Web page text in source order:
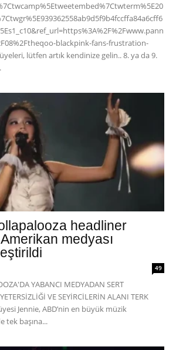
blackpink-fans-frustration-
lütfen artık kendinize gelin.. 8. ya da 9.
headliner
medyası
49
YABANCI MEDYADAN SERT
VE SEYİRCİLERİN ALANI TERK
Jennie, ABD’nin en büyük müzik
tek başına...